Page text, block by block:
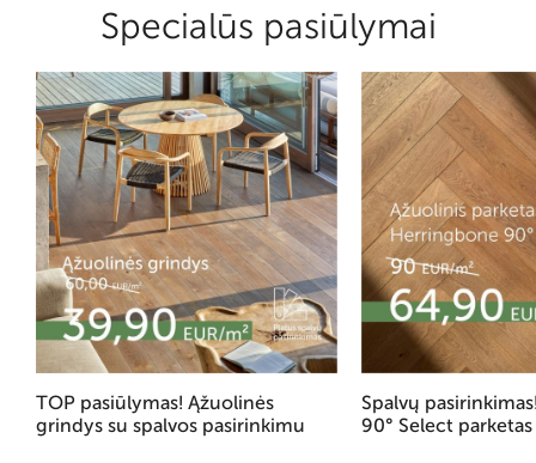
Specialūs pasiūlymai
TOP pasiūlymas! Ąžuolinės
grindys su spalvos pasirinkimu
Spalvų
90° Select parketas